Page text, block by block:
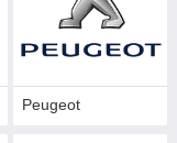
Peugeot